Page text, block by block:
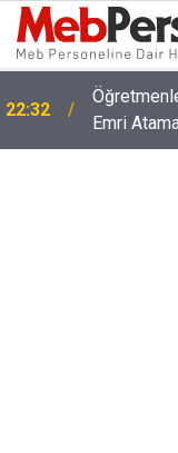
22:32
Emri